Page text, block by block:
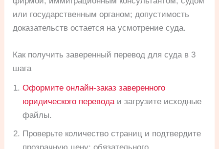
или государственным органом; допустимость
доказательств остается на усмотрение суда.
Как получить заверенный перевод для суда в 3
шага
Оформите онлайн-заказ заверенного
юридического переводаи загрузите исходные
файлы.
Проверьте количество страниц и подтвердите